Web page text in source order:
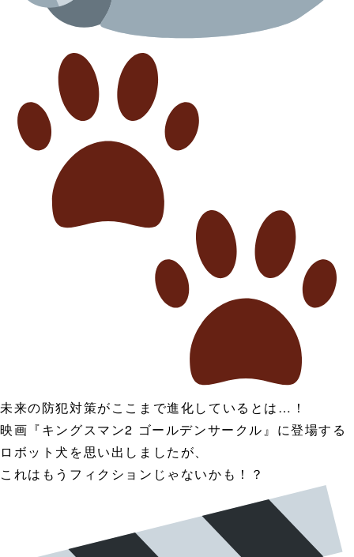
未来の防犯対策がここまで進化しているとは…！
映画『キングスマン2 ゴールデンサークル』に登場する
ロボット犬を思い出しましたが、
これはもうフィクションじゃないかも！？